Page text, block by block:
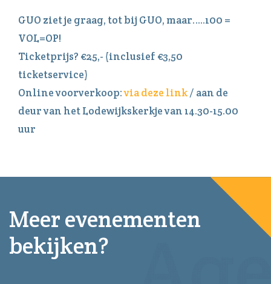
GUO ziet je graag, tot bij GUO, maar…..100 =
VOL=OP!
Ticketprijs? €25,- (inclusief €3,50
ticketservice)
Online voorverkoop:via deze link/ aan de
deur van het Lodewijkskerkje van 14.30-15.00
uur
Meer evenementen
bekijken?